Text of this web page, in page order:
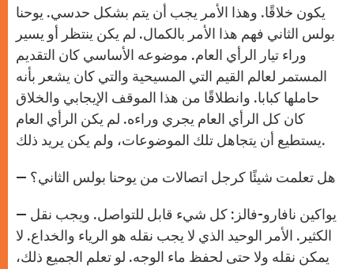
يكون خلاقًا. وهذا الأمر يجب أن يتم بشكل حدسي. يوحنا
بولس الثاني فهم هذا الأمر بالكمال. لم يكن ينتظر أو يسير
وراء تيار الرأي العام. موضوعه الأساسي كان التقديم
المستمر لعالم القيم التي المسيحية والتي كان يشعر بأنه
حاملها كبابا. وانطلاقًا من هذا الموقف الإيجابي والخلاق
كان كل الرأي العام يجري وراءه. لم يكن الرأي العام
يستطيع أن يتجاهل تلك الموضوعات، ولم يكن يريد ذلك.
— هل تعلمت شيئًا كرجل اتصالات من يوحنا بولس الثاني؟
— يواكين نافارو-فالز: كل شيء قابل للتواصل. ويجب نقل
الكثير. الأمر الوحيد الذي لا يجب نقله هو الرياء والخداع. لا
يمكن نقله ولا حتى لحفظ ماء الوجه. لو تعلم الجميع ذلك،